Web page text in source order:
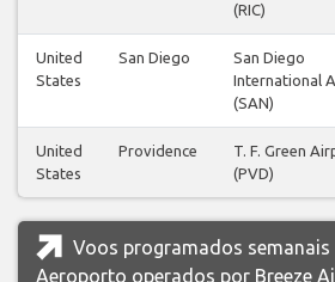
(RIC)
United
States
San Diego
San Diego
International
(SAN)
United
States
Providence
T. F. Green
(PVD)
Voos programados semanais
Aeroporto operados por Breeze